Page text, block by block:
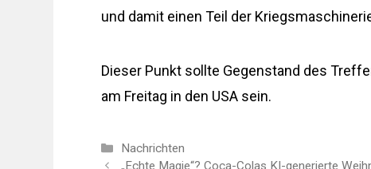
und damit einen Teil der
Dieser Punkt sollte Gegenstand des
am Freitag in den USA sein.
Kategorien
Nachrichten
„Echte Magie“? Coca-Colas KI-generierte